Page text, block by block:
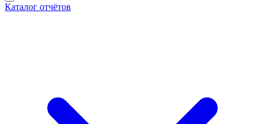
Каталог отчётов